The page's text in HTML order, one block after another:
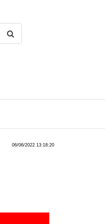
06/06/2022 13:18:20